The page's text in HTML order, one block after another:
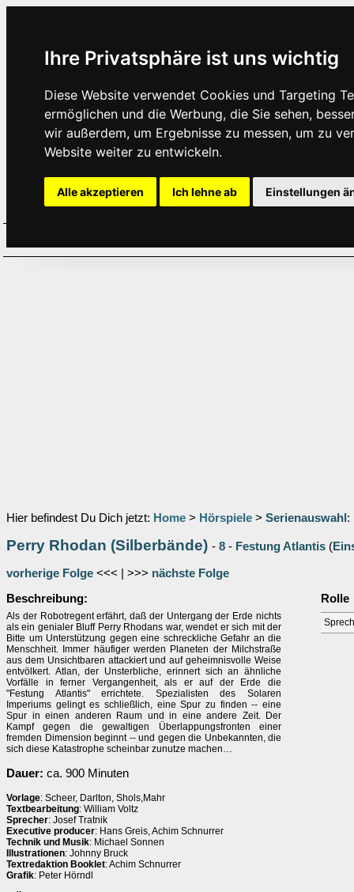
Ihre Privatsphäre ist uns wichtig
Diese Website verwendet Cookies und Targeting
ermöglichen und die Werbung, die Sie sehen,
wir außerdem, um Ergebnisse zu messen, um zu
Website weiter zu entwickeln.
Alle akzeptieren Ich lehne ab Einstellungen
Hier befindest Du Dich jetzt: Home > Hörspiele > Serienauswahl :
Perry Rhodan (Silberbände) - 8 - Festung Atlantis (
vorherige Folge <<< | >>> nächste Folge
Beschreibung:
Als der Robotregent erfährt, daß der Untergang der Erde nichts
als ein genialer Bluff Perry Rhodans war, wendet er sich mit der
Bitte um Unterstützung gegen eine schreckliche Gefahr an die
Menschheit. Immer häufiger werden Planeten der Milchstraße
aus dem Unsichtbaren attackiert und auf geheimnisvolle Weise
entvölkert. Atlan, der Unsterbliche, erinnert sich an ähnliche
Vorfälle in ferner Vergangenheit, als er auf der Erde die
"Festung Atlantis" errichtete. Spezialisten des Solaren
Imperiums gelingt es schließlich, eine Spur zu finden -- eine
Spur in einen anderen Raum und in eine andere Zeit. Der
Kampf gegen die gewaltigen Überlappungsfronten einer
fremden Dimension beginnt -- und gegen die Unbekannten, die
sich diese Katastrophe scheinbar zunutze machen…
Dauer: ca. 900 Minuten
Vorlage: Scheer, Darlton, Shols,Mahr
Textbearbeitung: William Voltz
Sprecher: Josef Tratnik
Executive producer: Hans Greis, Achim Schnurrer
Technik und Musik: Michael Sonnen
Illustrationen: Johnny Bruck
Textredaktion Booklet: Achim Schnurrer
Grafik: Peter Hörndl
Rolle